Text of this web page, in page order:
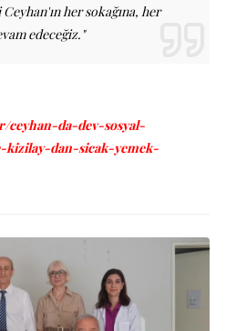
her sokağına, her
edeceğiz."
ceyhan-da-dev-sosyal-
kizilay-dan-sicak-yemek-